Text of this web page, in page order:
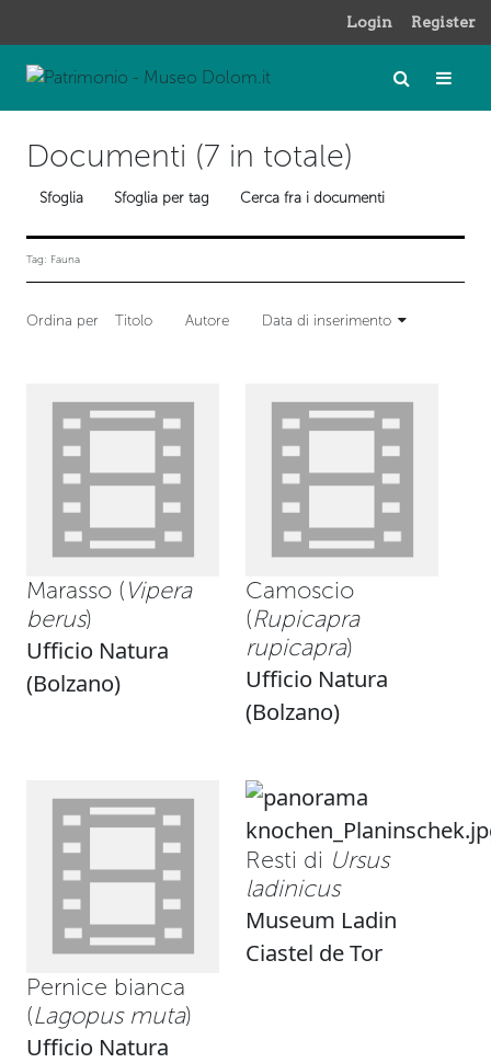
Login Register
Documenti (7 in totale)
Sfoglia Sfoglia per tag Cerca fra i documenti
Tag: Fauna
Ordina per Titolo Autore Data di inserimento
Marasso (Vipera
berus)
Ufficio Natura
(Bolzano)
Camoscio
(Rupicapra
rupicapra)
Ufficio Natura
(Bolzano)
Pernice bianca
(Lagopus muta)
Ufficio Natura
Resti di Ursus
ladinicus
Museum Ladin
Ciastel de Tor